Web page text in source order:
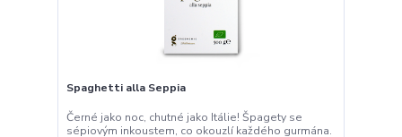
Spaghetti alla Seppia
Černé jako noc, chutné jako Itálie! Špagety se
sépiovým inkoustem, co okouzlí každého gurmána.